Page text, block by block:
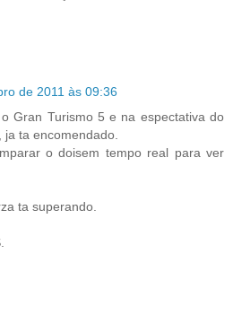
de 2011 às 09:36
Gran Turismo 5 e na espectativa do
ta encomendado.
o doisem tempo real para ver
ta superando.